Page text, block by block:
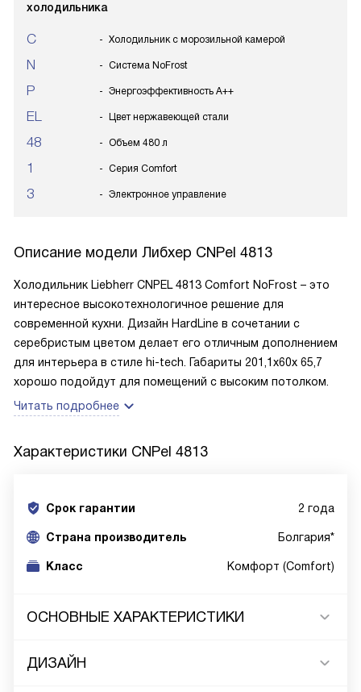
холодильника
C Холодильник с морозильной камерой
N Система NoFrost
P Энергоэффективность А++
EL Цвет нержавеющей стали
48 Объем 480 л
1 Серия Comfort
3 Электронное управление
Описание модели Либхер CNPel 4813
Холодильник Liebherr CNPEL 4813 Comfort NoFrost – это
интересное высокотехнологичное решение для
современной кухни. Дизайн HardLine в сочетании с
серебристым цветом делает его отличным дополнением
для интерьера в стиле hi-tech. Габариты 201,1x60x 65,7
хорошо подойдут для помещений с высоким потолком.
Читать подробнее
Характеристики CNPel 4813
Срок гарантии 2 года
Cтрана производитель Болгария*
Класс Комфорт (Comfort)
ОСНОВНЫЕ ХАРАКТЕРИСТИКИ
ДИЗАЙН